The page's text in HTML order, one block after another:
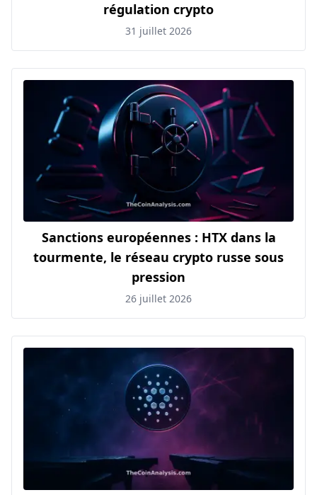
régulation crypto
31 juillet 2026
Sanctions européennes : HTX dans la
tourmente, le réseau crypto russe sous
pression
26 juillet 2026